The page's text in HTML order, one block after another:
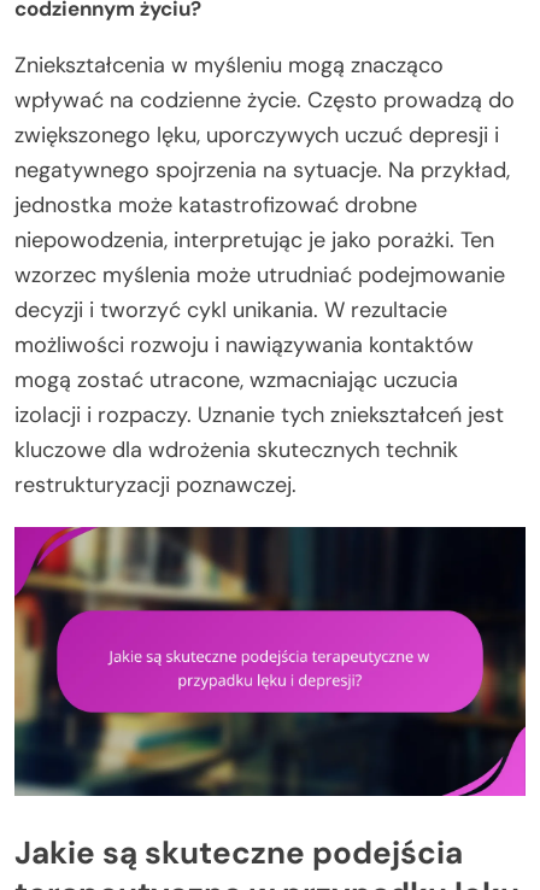
codziennym życiu?
Zniekształcenia w myśleniu mogą znacząco
wpływać na codzienne życie. Często prowadzą do
zwiększonego lęku, uporczywych uczuć depresji i
negatywnego spojrzenia na sytuacje. Na przykład,
jednostka może katastrofizować drobne
niepowodzenia, interpretując je jako porażki. Ten
wzorzec myślenia może utrudniać podejmowanie
decyzji i tworzyć cykl unikania. W rezultacie
możliwości rozwoju i nawiązywania kontaktów
mogą zostać utracone, wzmacniając uczucia
izolacji i rozpaczy. Uznanie tych zniekształceń jest
kluczowe dla wdrożenia skutecznych technik
restrukturyzacji poznawczej.
Jakie są skuteczne podejścia